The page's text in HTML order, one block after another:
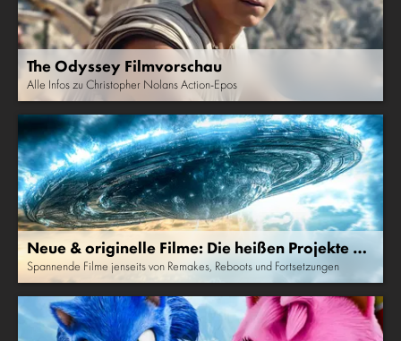
The Odyssey Filmvorschau
Alle Infos zu Christopher Nolans Action-Epos
Neue & originelle Filme: Die heißen Projekte vo
n Tom Cruise, Steven Spielberg und Co.
Spannende Filme jenseits von Remakes, Reboots und Fortsetzungen